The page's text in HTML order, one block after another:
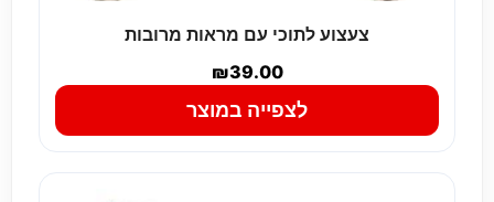
צעצוע לתוכי עם מראות מרובות
₪39.00
לצפייה במוצר